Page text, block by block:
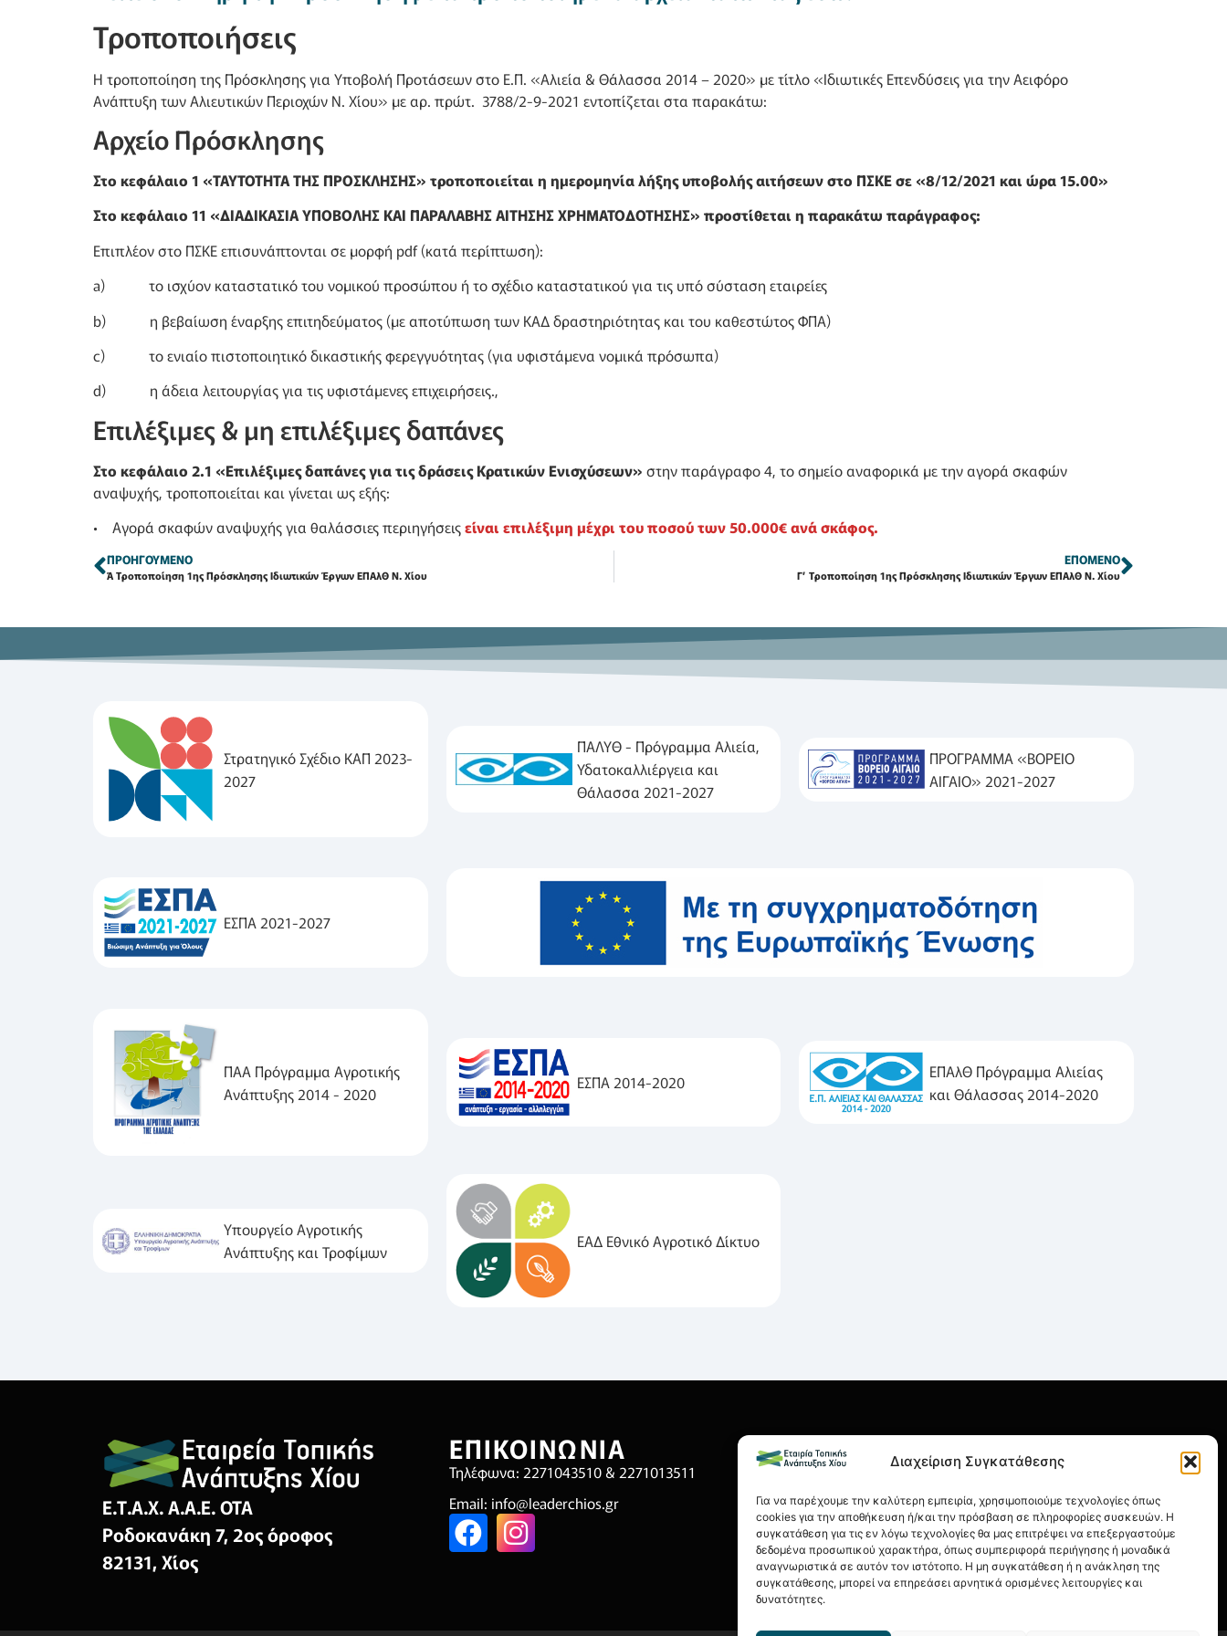
Διαχείριση Συγκατάθεσης
Για να παρέχουμε την καλύτερη εμπειρία, χρησιμοποιούμε τεχνολογίες όπως
cookies για την αποθήκευση ή/και την πρόσβαση σε πληροφορίες συσκευών. Η
συγκατάθεση για τις εν λόγω τεχνολογίες θα μας επιτρέψει να επεξεργαστούμε
δεδομένα προσωπικού χαρακτήρα, όπως συμπεριφορά περιήγησης ή μοναδικά
αναγνωριστικά σε αυτόν τον ιστότοπο. Η μη συγκατάθεση ή η ανάκληση της
συγκατάθεσης, μπορεί να επηρεάσει αρνητικά ορισμένες λειτουργίες και
δυνατότητες.
Τροποποιήσεις
Η τροποποίηση της Πρόσκλησης για Υποβολή Προτάσεων στο Ε.Π. «Αλιεία & Θάλασσα 2014 – 2020» με τίτλο «Ιδιωτικές Επενδύσεις για την Αειφόρο
Ανάπτυξη των Αλιευτικών Περιοχών Ν. Χίου» με αρ. πρώτ. 3788/2-9-2021 εντοπίζεται στα παρακάτω:
Αρχείο Πρόσκλησης
Στο κεφάλαιο 1 «ΤΑΥΤΟΤΗΤΑ ΤΗΣ ΠΡΟΣΚΛΗΣΗΣ» τροποποιείται η ημερομηνία λήξης υποβολής αιτήσεων στο ΠΣΚΕ σε «8/12/2021 και ώρα 15.00»
Στο κεφάλαιο 11 «ΔΙΑΔΙΚΑΣΙΑ ΥΠΟΒΟΛΗΣ ΚΑΙ ΠΑΡΑΛΑΒΗΣ ΑΙΤΗΣΗΣ ΧΡΗΜΑΤΟΔΟΤΗΣΗΣ» προστίθεται η παρακάτω παράγραφος:
Επιπλέον στο ΠΣΚΕ επισυνάπτονται σε μορφή pdf (κατά περίπτωση):
a) το ισχύον καταστατικό του νομικού προσώπου ή το σχέδιο καταστατικού για τις υπό σύσταση εταιρείες
b) η βεβαίωση έναρξης επιτηδεύματος (με αποτύπωση των ΚΑΔ δραστηριότητας και του καθεστώτος ΦΠΑ)
c) το ενιαίο πιστοποιητικό δικαστικής φερεγγυότητας (για υφιστάμενα νομικά πρόσωπα)
d) η άδεια λειτουργίας για τις υφιστάμενες επιχειρήσεις.,
Επιλέξιμες & μη επιλέξιμες δαπάνες
Στο κεφάλαιο 2.1 «Επιλέξιμες δαπάνες για τις δράσεις Κρατικών Ενισχύσεων» στην παράγραφο 4, το σημείο αναφορικά με την αγορά σκαφών
αναψυχής, τροποποιείται και γίνεται ως εξής:
• Αγορά σκαφών αναψυχής για θαλάσσιες περιηγήσειςείναι επιλέξιμη μέχρι του ποσού των 50.000€ ανά σκάφος.
ΠΡΟΗΓΟΎΜΕΝΟ
Ά Τροποποίηση 1ης Πρόσκλησης Ιδιωτικών Έργων ΕΠΑλΘ Ν. Χίου
ΕΠΌΜΕΝΟ
Γ’ Τροποποίηση 1ης Πρόσκλησης Ιδιωτικών Έργων ΕΠΑλΘ Ν. Χίου
Στρατηγικό Σχέδιο ΚΑΠ 2023-
2027
ΠΑΛΥΘ - Πρόγραμμα Αλιεία,
Υδατοκαλλιέργεια και
Θάλασσα 2021-2027
ΠΡΟΓΡΑΜΜΑ «ΒΟΡΕΙΟ
ΑΙΓΑΙΟ» 2021-2027
ΕΣΠΑ 2021-2027
ΠΑΑ Πρόγραμμα Αγροτικής
Ανάπτυξης 2014 - 2020
ΕΣΠΑ 2014-2020
ΕΠΑλΘ Πρόγραμμα Αλιείας
και Θάλασσας 2014-2020
Υπουργείο Αγροτικής
Ανάπτυξης και Τροφίμων
ΕΑΔ Εθνικό Αγροτικό Δίκτυο
Ε.Τ.Α.Χ. Α.Α.Ε. ΟΤΑ
Ροδοκανάκη 7, 2ος όροφος
82131, Χίος
ΕΠΙΚΟΙΝΩΝΙΑ
Τηλέφωνα: 2271043510 & 2271013511
Email: info@leaderchios.gr
ΧΡΗΣΙΜΑ
Όροι Χρήσης
Πολιτική Απορρήτου
Πολιτική Cookies
Οικονομικά Στοιχεία